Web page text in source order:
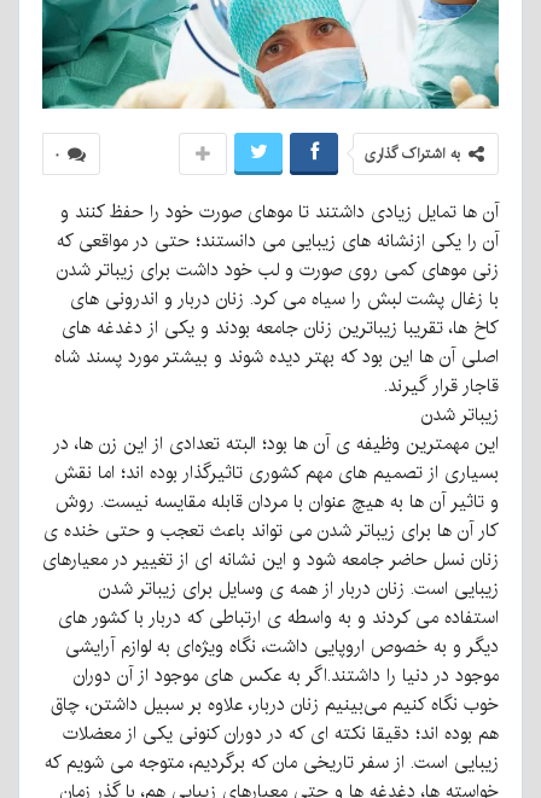
۰ به اشتراک گذاری
آن ها تمایل زیادی داشتند تا موهای صورت خود را حفظ کنند و
آن را یکی ازنشانه های زیبایی می دانستند؛ حتی در مواقعی که
زنی موهای کمی روی صورت و لب خود داشت برای زیباتر شدن
با زغال پشت لبش را سیاه می کرد. زنان دربار و اندرونی های
کاخ ها، تقریبا زیباترین زنان جامعه بودند و یکی از دغدغه های
اصلی آن ها این بود که بهتر دیده شوند و بیشتر مورد پسند شاه
قاجار قرار گیرند.
زیباتر شدن
این مهمترین وظیفه ی آن ها بود؛ البته تعدادی از این زن ها، در
بسیاری از تصمیم های مهم کشوری تاثیرگذار بوده اند؛ اما نقش
و تاثیر آن ها به هیچ عنوان با مردان قابله مقایسه نیست. روش
کار آن ها برای زیباتر شدن می تواند باعث تعجب و حتی خنده ی
زنان نسل حاضر جامعه شود و این نشانه ای از تغییر در معیارهای
زیبایی است. زنان دربار از همه ی وسایل برای زیباتر شدن
استفاده می کردند و به واسطه ی ارتباطی که دربار با کشور های
دیگر و به خصوص اروپایی داشت، نگاه ویژه‌ای به لوازم آرایشی
موجود در دنیا را داشتند.اگر به عکس های موجود از آن دوران
خوب نگاه کنیم می‌بینیم زنان دربار، علاوه بر سبیل داشتن، چاق
هم بوده اند؛ دقیقا نکته ای که در دوران کنونی یکی از معضلات
زیبایی است. از سفر تاریخی مان که برگردیم، متوجه می شویم که
خواسته ها، دغدغه ها و حتی معیارهای زیبایی هم، با گذر زمان